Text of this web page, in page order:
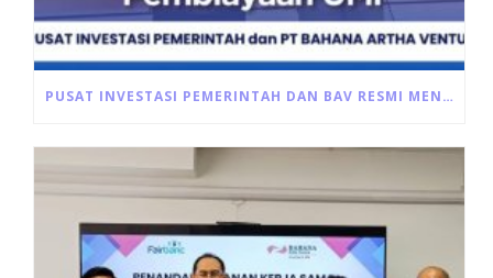
PUSAT INVESTASI PEMERINTAH DAN BAV RESMI MENANDATANGANI AKAD PEMBIAYAAN ULTRA MIKRO